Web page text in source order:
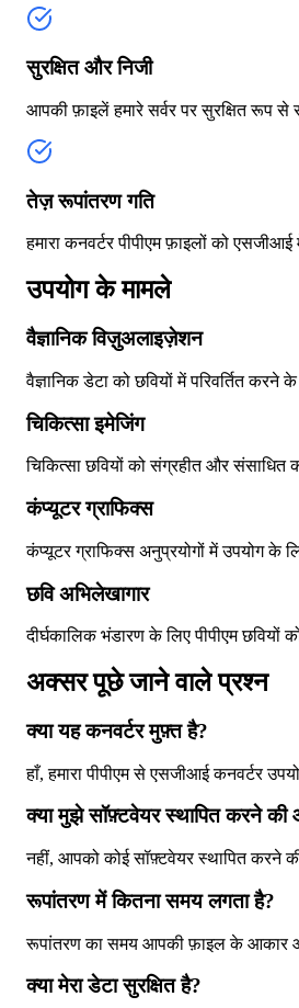
सुरक्षित और निजी
आपकी फ़ाइलें हमारे सर्वर पर सुरक्षित रूप से
तेज़ रूपांतरण गति
हमारा कनवर्टर पीपीएम फ़ाइलों को
उपयोग के मामले
वैज्ञानिक विज़ुअलाइज़ेशन
वैज्ञानिक डेटा को छवियों में परिवर्तित करने
चिकित्सा इमेजिंग
चिकित्सा छवियों को संग्रहीत और संसाधित
कंप्यूटर ग्राफिक्स
कंप्यूटर ग्राफिक्स अनुप्रयोगों में उपयोग के
छवि अभिलेखागार
दीर्घकालिक भंडारण के लिए पीपीएम
अक्सर पूछे जाने वाले प्रश्न
क्या यह कनवर्टर मुफ़्त है?
हाँ, हमारा पीपीएम से एसजीआई कनवर्टर
क्या मुझे सॉफ़्टवेयर स्थापित करने
नहीं, आपको कोई सॉफ़्टवेयर स्थापित करने
रूपांतरण में कितना समय लगता है?
रूपांतरण का समय आपकी फ़ाइल के आकार और
क्या मेरा डेटा सुरक्षित है?